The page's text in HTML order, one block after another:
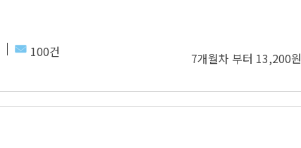
100건 7개월차 부터 13,200원